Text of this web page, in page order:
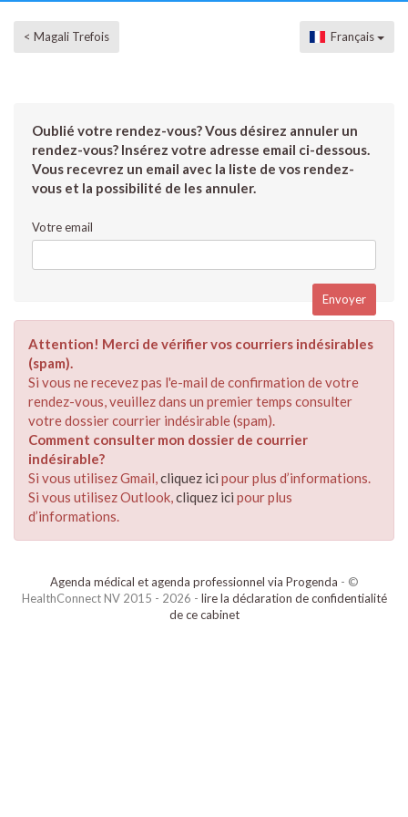
< Magali Trefois Français
Oublié votre rendez-vous? Vous désirez annuler un
rendez-vous? Insérez votre adresse email ci-dessous.
Vous recevrez un email avec la liste de vos rendez-
vous et la possibilité de les annuler.
Votre email
Attention! Merci de vérifier vos courriers indésirables
(spam).
Si vous ne recevez pas l'e-mail de confirmation de votre
rendez-vous, veuillez dans un premier temps consulter
votre dossier courrier indésirable (spam).
Comment consulter mon dossier de courrier
indésirable?
Si vous utilisez Gmail,cliquez ici pour plus d’informations.
Si vous utilisez Outlook,cliquez ici pour plus
d’informations.
Agenda médical et agenda professionnel via Progenda - ©
HealthConnect NV 2015 - 2026 - lire la déclaration de confidentialité
de ce cabinet